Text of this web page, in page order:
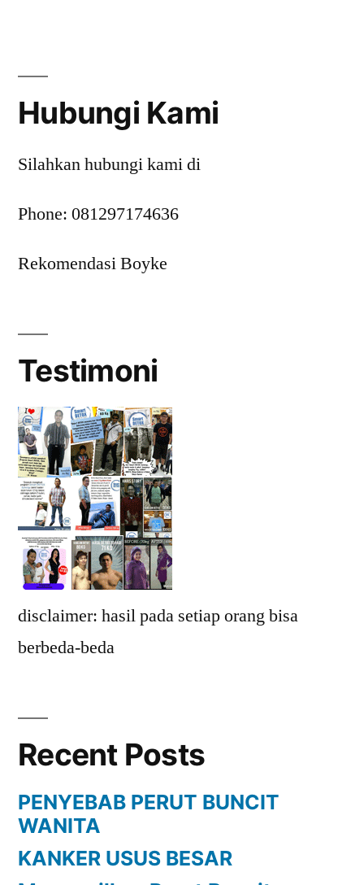
Hubungi Kami
Silahkan hubungi kami di
Phone: 081297174636
Rekomendasi Boyke
Testimoni
disclaimer: hasil pada setiap orang bisa
berbeda-beda
Recent Posts
PENYEBAB PERUT BUNCIT
WANITA
KANKER USUS BESAR